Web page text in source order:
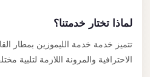
لماذا تختار خدمتنا؟
تتميز خدمة خدمة الليموزين بمطار
الاحترافية والمرونة اللازمة لتلبية